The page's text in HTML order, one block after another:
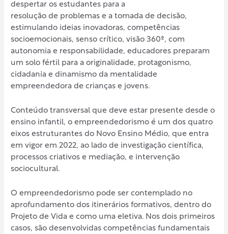
despertar os estudantes para a
resolução de problemas e a tomada de decisão,
estimulando ideias inovadoras, competências
socioemocionais, senso crítico, visão 360º, com
autonomia e responsabilidade, educadores preparam
um solo fértil para a originalidade, protagonismo,
cidadania e dinamismo da mentalidade
empreendedora de crianças e jovens.
Conteúdo transversal que deve estar presente desde o
ensino infantil, o empreendedorismo é um dos quatro
eixos estruturantes do Novo Ensino Médio, que entra
em vigor em 2022, ao lado de investigação científica,
processos criativos e mediação, e intervenção
sociocultural.
O empreendedorismo pode ser contemplado no
aprofundamento dos itinerários formativos, dentro do
Projeto de Vida e como uma eletiva. Nos dois primeiros
casos, são desenvolvidas competências fundamentais